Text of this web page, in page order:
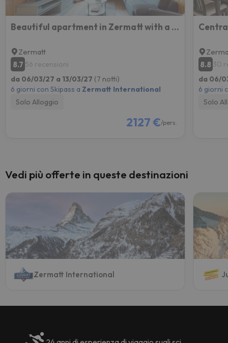
Beautiful apartment in Zermatt with a breathtaking view of the Matterhorn
Zermatt
8.7 56 recensioni
da 06/03/27 a 13/03/27 (7 notti)
6 giorni con Skipass a Zermatt International
Solo Alloggio
2127 €/pers.
8.8 30
da 06/
6 giorni
Solo
Vedi più offerte in queste destinazioni
Zermatt International